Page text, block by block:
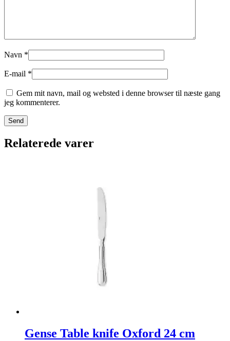
Navn *
E-mail *
Gem mit navn, mail og websted i denne browser til næste gang
jeg kommenterer.
Relaterede varer
Gense Table knife Oxford 24 cm